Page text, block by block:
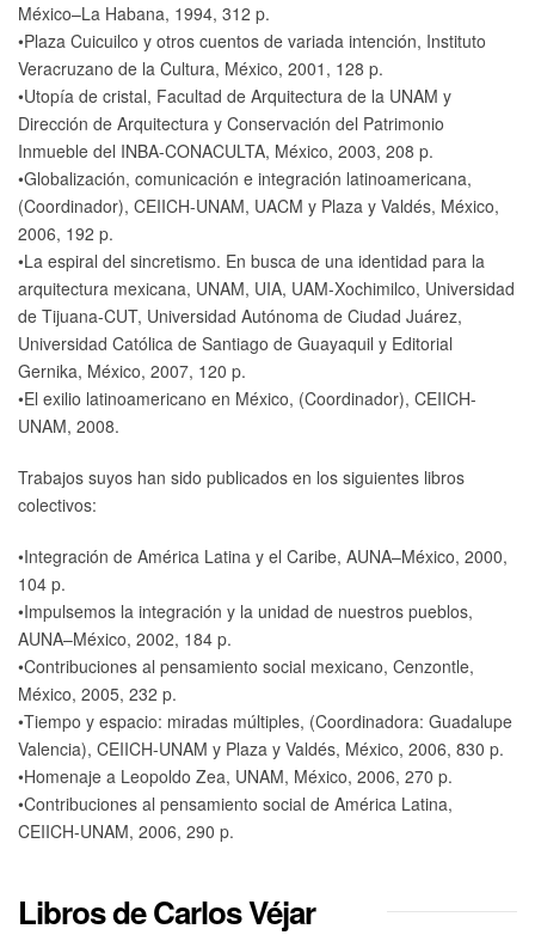
México–La Habana, 1994, 312 p.
•Plaza Cuicuilco y otros cuentos de variada intención, Instituto
Veracruzano de la Cultura, México, 2001, 128 p.
•Utopía de cristal, Facultad de Arquitectura de la UNAM y
Dirección de Arquitectura y Conservación del Patrimonio
Inmueble del INBA-CONACULTA, México, 2003, 208 p.
•Globalización, comunicación e integración latinoamericana,
(Coordinador), CEIICH-UNAM, UACM y Plaza y Valdés, México,
2006, 192 p.
•La espiral del sincretismo. En busca de una identidad para la
arquitectura mexicana, UNAM, UIA, UAM-Xochimilco, Universidad
de Tijuana-CUT, Universidad Autónoma de Ciudad Juárez,
Universidad Católica de Santiago de Guayaquil y Editorial
Gernika, México, 2007, 120 p.
•El exilio latinoamericano en México, (Coordinador), CEIICH-
UNAM, 2008.
Trabajos suyos han sido publicados en los siguientes libros
colectivos:
•Integración de América Latina y el Caribe, AUNA–México, 2000,
104 p.
•Impulsemos la integración y la unidad de nuestros pueblos,
AUNA–México, 2002, 184 p.
•Contribuciones al pensamiento social mexicano, Cenzontle,
México, 2005, 232 p.
•Tiempo y espacio: miradas múltiples, (Coordinadora: Guadalupe
Valencia), CEIICH-UNAM y Plaza y Valdés, México, 2006, 830 p.
•Homenaje a Leopoldo Zea, UNAM, México, 2006, 270 p.
•Contribuciones al pensamiento social de América Latina,
CEIICH-UNAM, 2006, 290 p.
Libros de Carlos Véjar